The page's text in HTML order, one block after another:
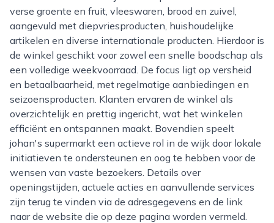
verse groente en fruit, vleeswaren, brood en zuivel,
aangevuld met diepvriesproducten, huishoudelijke
artikelen en diverse internationale producten. Hierdoor is
de winkel geschikt voor zowel een snelle boodschap als
een volledige weekvoorraad. De focus ligt op versheid
en betaalbaarheid, met regelmatige aanbiedingen en
seizoensproducten. Klanten ervaren de winkel als
overzichtelijk en prettig ingericht, wat het winkelen
efficiënt en ontspannen maakt. Bovendien speelt
johan's supermarkt een actieve rol in de wijk door lokale
initiatieven te ondersteunen en oog te hebben voor de
wensen van vaste bezoekers. Details over
openingstijden, actuele acties en aanvullende services
zijn terug te vinden via de adresgegevens en de link
naar de website die op deze pagina worden vermeld.